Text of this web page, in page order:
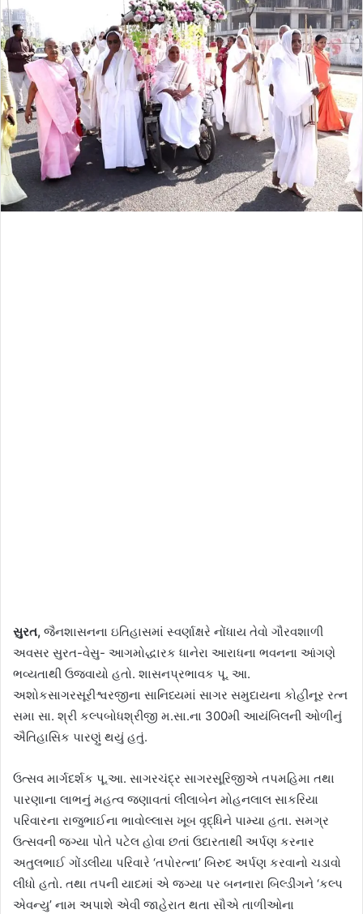
સુરત, જૈનશાસનના ઇતિહાસમાં સ્વર્ણાક્ષરે નોંધાય તેવો ગૌરવશાળી
અવસર સુરત-વેસુ- આગમોદ્ધારક ધાનેરા આરાધના ભવનના આંગણે
ભવ્યતાથી ઉજવાયો હતો. શાસનપ્રભાવક પૂ. આ.
અશોકસાગરસૂરીશ્વરજીના સાનિધ્યમાં સાગર સમુદાયના કોહીનૂર રત્ન
સમા સા. શ્રી કલ્પબોધશ્રીજી મ.સા.ના 300મી આયંબિલની ઓળીનું
ઐતિહાસિક પારણું થયું હતું.
ઉત્સવ માર્ગદર્શક પૂ.આ. સાગરચંદ્ર સાગરસૂરિજીએ તપમહિમા તથા
પારણાના લાભનું મહત્વ જણાવતાં લીલાબેન મોહનલાલ સાકરિયા
પરિવારના રાજુભાઈના ભાવોલ્લાસ ખૂબ વૃદ્ધિને પામ્યા હતા. સમગ્ર
ઉત્સવની જગ્યા પોતે પટેલ હોવા છતાં ઉદારતાથી અર્પણ કરનાર
અતુલભાઈ ગોંડલીયા પરિવારે ‘તપોરત્ના’ બિરુદ અર્પણ કરવાનો ચડાવો
લીધો હતો. તથા તપની યાદમાં એ જગ્યા પર બનનારા બિલ્ડીંગને ‘કલ્પ
એવન્યુ’ નામ અપાશે એવી જાહેરાત થતા સૌએ તાળીઓના